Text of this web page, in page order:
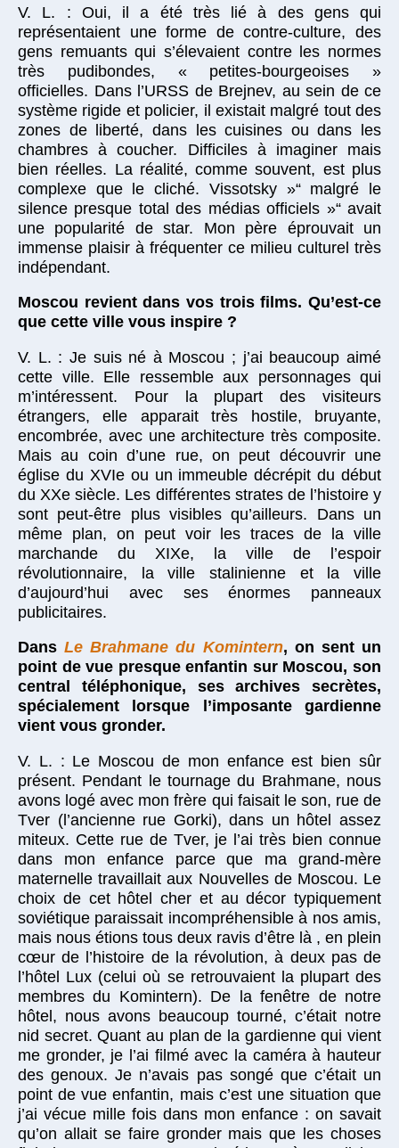
V. L. : Oui, il a été très lié à des gens qui
représentaient une forme de contre-culture, des
gens remuants qui s’élevaient contre les normes
très pudibondes, « petites-bourgeoises »
officielles. Dans l’URSS de Brejnev, au sein de ce
système rigide et policier, il existait malgré tout des
zones de liberté, dans les cuisines ou dans les
chambres à coucher. Difficiles à imaginer mais
bien réelles. La réalité, comme souvent, est plus
complexe que le cliché. Vissotsky »“ malgré le
silence presque total des médias officiels »“ avait
une popularité de star. Mon père éprouvait un
immense plaisir à fréquenter ce milieu culturel très
indépendant.
Moscou revient dans vos trois films. Qu’est-ce
que cette ville vous inspire ?
V. L. : Je suis né à Moscou ; j’ai beaucoup aimé
cette ville. Elle ressemble aux personnages qui
m’intéressent. Pour la plupart des visiteurs
étrangers, elle apparait très hostile, bruyante,
encombrée, avec une architecture très composite.
Mais au coin d’une rue, on peut découvrir une
église du XVIe ou un immeuble décrépit du début
du XXe siècle. Les différentes strates de l’histoire y
sont peut-être plus visibles qu’ailleurs. Dans un
même plan, on peut voir les traces de la ville
marchande du XIXe, la ville de l’espoir
révolutionnaire, la ville stalinienne et la ville
d’aujourd’hui avec ses énormes panneaux
publicitaires.
Dans Le Brahmane du Komintern, on sent un
point de vue presque enfantin sur Moscou, son
central téléphonique, ses archives secrètes,
spécialement lorsque l’imposante gardienne
vient vous gronder.
V. L. : Le Moscou de mon enfance est bien sûr
présent. Pendant le tournage du Brahmane, nous
avons logé avec mon frère qui faisait le son, rue de
Tver (l’ancienne rue Gorki), dans un hôtel assez
miteux. Cette rue de Tver, je l’ai très bien connue
dans mon enfance parce que ma grand-mère
maternelle travaillait aux Nouvelles de Moscou. Le
choix de cet hôtel cher et au décor typiquement
soviétique paraissait incompréhensible à nos amis,
mais nous étions tous deux ravis d’être là , en plein
cœur de l’histoire de la révolution, à deux pas de
l’hôtel Lux (celui où se retrouvaient la plupart des
membres du Komintern). De la fenêtre de notre
hôtel, nous avons beaucoup tourné, c’était notre
nid secret. Quant au plan de la gardienne qui vient
me gronder, je l’ai filmé avec la caméra à hauteur
des genoux. Je n’avais pas songé que c’était un
point de vue enfantin, mais c’est une situation que
j’ai vécue mille fois dans mon enfance : on savait
qu’on allait se faire gronder mais que les choses